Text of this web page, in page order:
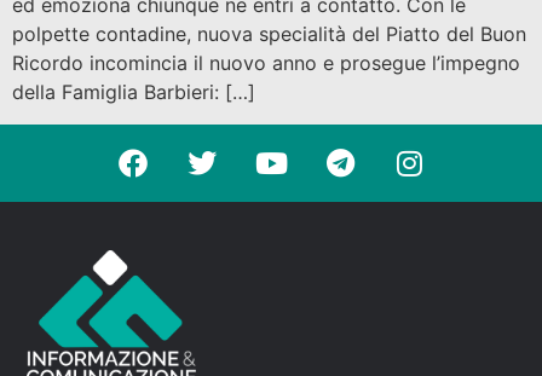
ed emoziona chiunque ne entri a contatto. Con le
polpette contadine, nuova specialità del Piatto del Buon
Ricordo incomincia il nuovo anno e prosegue l’impegno
della Famiglia Barbieri: […]